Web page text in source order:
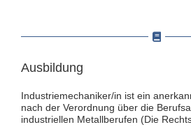
Ausbildung
Industriemechaniker/in ist ein
nach der Verordnung über die
industriellen Metallberufen (Die